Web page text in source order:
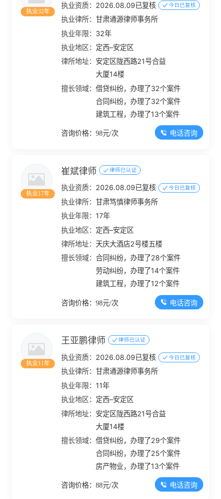
执业32年
执业资质： 2026.08.09已复核 今日已复核
执业律所：甘肃通源律师事务所
执业年限： 32年
执业地区： 定西–安定区
律所地址： 安定区陇西路21号合益
大厦14楼
擅长领域：借贷纠纷，办理了32个案件
合同纠纷，办理了32个案件
建筑工程，办理了13个案件
咨询价格：98元/次 电话咨询
执业17年
崔斌律师 律师已认证
执业资质： 2026.08.09已复核 今日已复核
执业律所：甘肃笃慎律师事务所
执业年限： 17年
执业地区： 定西–安定区
律所地址： 天庆大酒店2号楼五楼
擅长领域：合同纠纷，办理了28个案件
劳动纠纷，办理了14个案件
建筑工程，办理了12个案件
咨询价格：98元/次 电话咨询
执业11年
王亚鹏律师 律师已认证
执业资质： 2026.08.09已复核 今日已复核
执业律所：甘肃通源律师事务所
执业年限： 11年
执业地区： 定西–安定区
律所地址： 安定区陇西路21号合益
大厦14楼
擅长领域：借贷纠纷，办理了29个案件
合同纠纷，办理了25个案件
房产物业，办理了13个案件
咨询价格：88元/次 电话咨询